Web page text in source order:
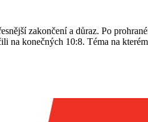
zakončení a důraz. Po
na konečných 10:8. Téma na